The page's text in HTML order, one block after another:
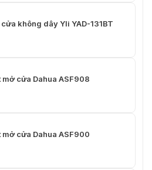
không dây Yli YAD-131BT
mở cửa Dahua ASF908
mở cửa Dahua ASF900